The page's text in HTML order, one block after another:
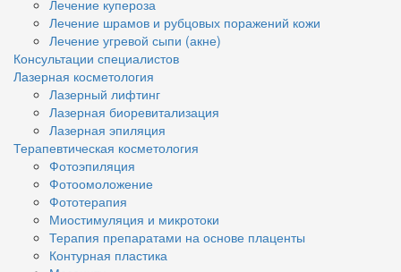
Лечение купероза
Лечение шрамов и рубцовых поражений кожи
Лечение угревой сыпи (акне)
Консультации специалистов
Лазерная косметология
Лазерный лифтинг
Лазерная биоревитализация
Лазерная эпиляция
Терапевтическая косметология
Фотоэпиляция
Фотоомоложение
Фототерапия
Миостимуляция и микротоки
Терапия препаратами на основе плаценты
Контурная пластика